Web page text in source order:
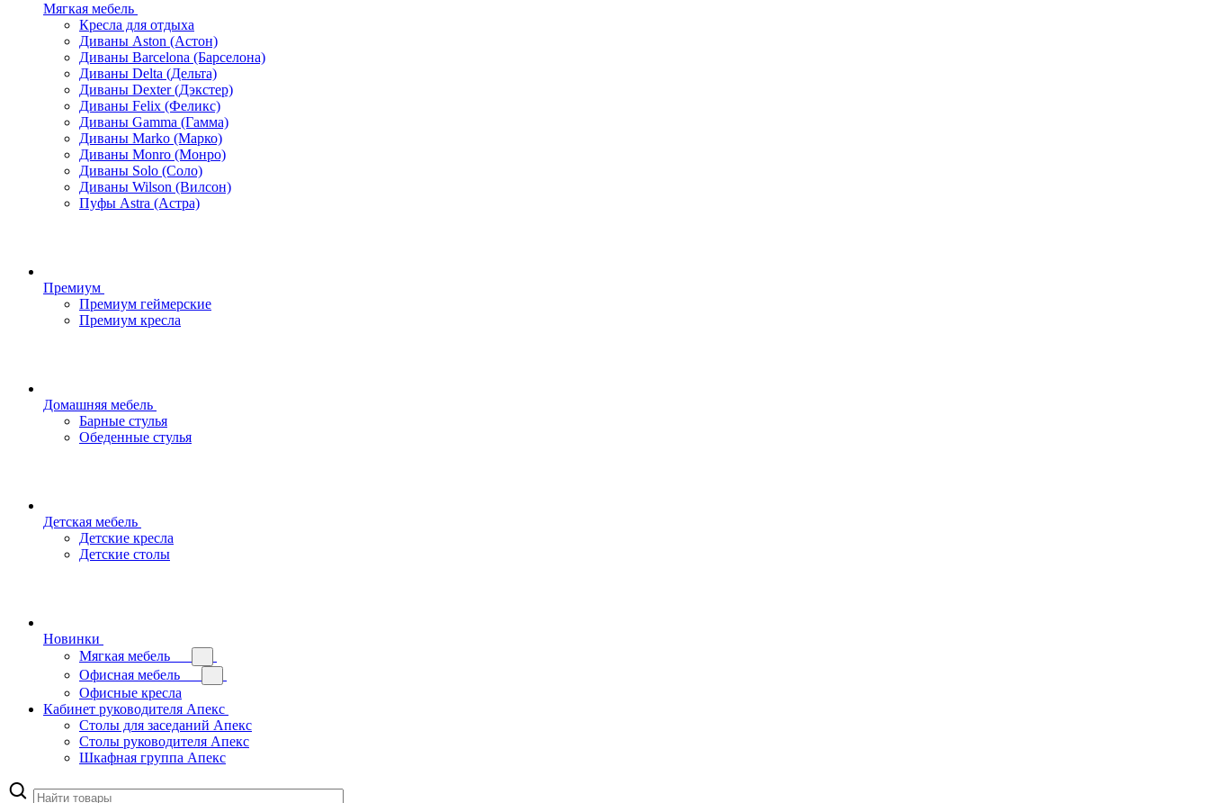
Мягкая мебель
Кресла для отдыха
Диваны Aston (Астон)
Диваны Barcelona (Барселона)
Диваны Delta (Дельта)
Диваны Dexter (Дэкстер)
Диваны Felix (Феликс)
Диваны Gamma (Гамма)
Диваны Marko (Марко)
Диваны Monro (Монро)
Диваны Solo (Соло)
Диваны Wilson (Вилсон)
Пуфы Astra (Астра)
Премиум
Премиум геймерские
Премиум кресла
Домашняя мебель
Барные стулья
Обеденные стулья
Детская мебель
Детские кресла
Детские столы
Новинки
Мягкая мебель
Офисная мебель
Офисные кресла
Кабинет руководителя Апекс
Столы для заседаний Апекс
Столы руководителя Апекс
Шкафная группа Апекс